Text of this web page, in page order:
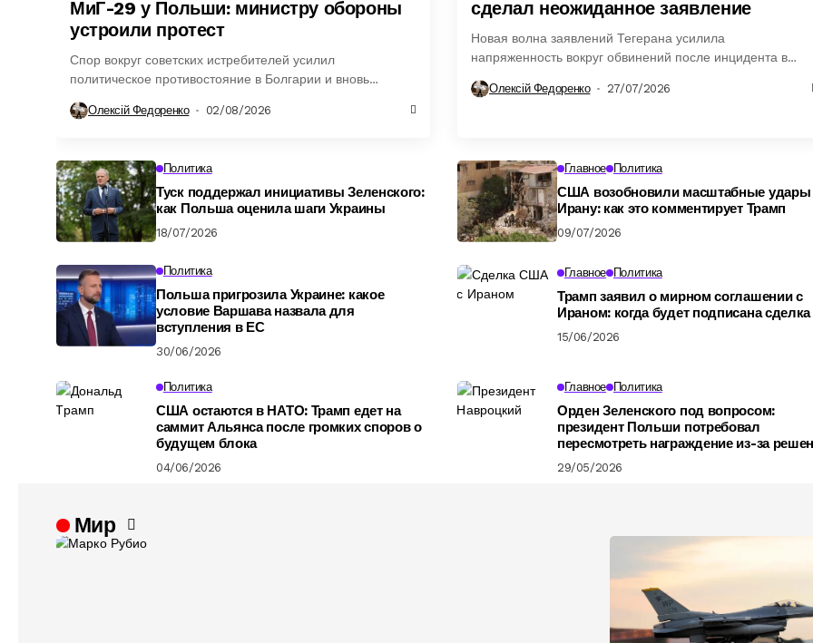
МиГ-29 у Польши: министру обороны
устроили протест
Спор вокруг советских истребителей усилил
политическое противостояние в Болгарии и вновь
Олексій Федоренко 02/08/2026
сделал неожиданное заявление
Новая волна заявлений Тегерана усилила
напряженность вокруг обвинений после инцидента в
Олексій Федоренко 27/07/2026
Политика
Туск поддержал инициативы Зеленского:
как Польша оценила шаги Украины
18/07/2026
Главное Политика
США возобновили масштабные удары
Ирану: как это комментирует Трамп
09/07/2026
Политика
Польша пригрозила Украине: какое
условие Варшава назвала для
вступления в ЕС
30/06/2026
Главное Политика
Трамп заявил о мирном соглашении с
Ираном: когда будет подписана сделка
15/06/2026
Политика
США остаются в НАТО: Трамп едет на
саммит Альянса после громких споров о
будущем блока
04/06/2026
Главное Политика
Орден Зеленского под вопросом:
президент Польши потребовал
пересмотреть награждение из-за
по УПА
29/05/2026
Мир